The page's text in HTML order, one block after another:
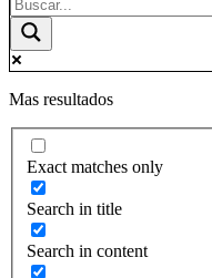
Mas resultados
Exact matches only
Search in title
Search in content